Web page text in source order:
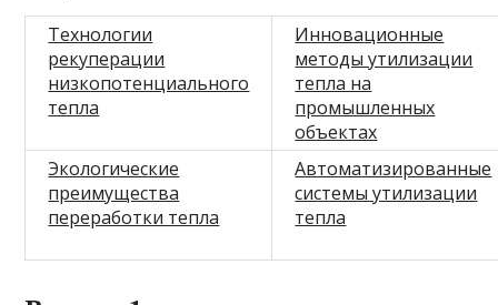
Технологии
рекуперации
низкопотенциального
тепла
Инновационные
методы утилизации
тепла на
промышленных
объектах
Экологические
преимущества
переработки тепла
Автоматизированные
системы утилизации
тепла